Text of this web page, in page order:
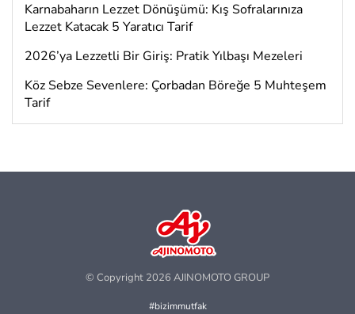
Karnabaharın Lezzet Dönüşümü: Kış Sofralarınıza
Lezzet Katacak 5 Yaratıcı Tarif
2026’ya Lezzetli Bir Giriş: Pratik Yılbaşı Mezeleri
Köz Sebze Sevenlere: Çorbadan Böreğe 5 Muhteşem
Tarif
© Copyright 2026 AJINOMOTO GROUP
#bizimmutfak